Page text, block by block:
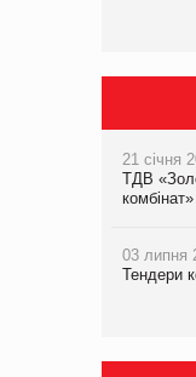
21 січня
ТДВ
комбінат»
03 липня
Тендери